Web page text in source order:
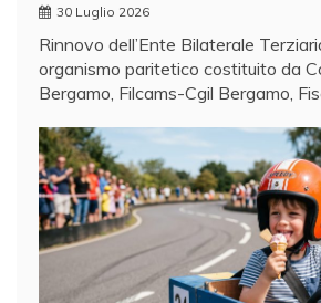
30 Luglio 2026
Rinnovo dell’Ente Bilaterale
organismo paritetico costituito da
Bergamo, Filcams-Cgil Bergamo,